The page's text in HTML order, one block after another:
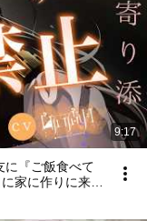
9:17
に『ご飯食べて
家に作りに来
ョンボイ